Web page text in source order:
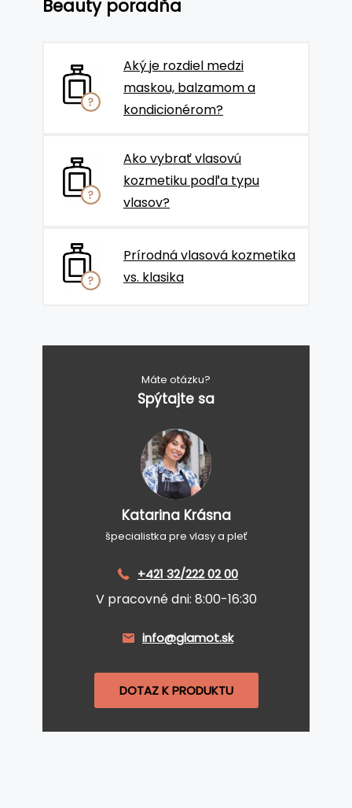
Beauty poradňa
Aký je rozdiel medzi
maskou, balzamom a
kondicionérom?
Ako vybrať vlasovú
kozmetiku podľa typu
vlasov?
Prírodná vlasová kozmetika
vs. klasika
Máte otázku?
Spýtajte sa
Katarina Krásna
špecialistka pre vlasy a pleť
+421 32/222 02 00
V pracovné dni: 8:00-16:30
info@glamot.sk
DOTAZ K PRODUKTU